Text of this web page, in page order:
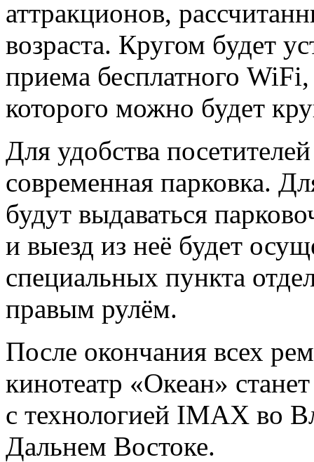
аттракционов,
возраста. Кругом будет
приема бесплатного WiFi,
которого можно будет
Для удобства
современная парковка.
будут выдаваться
и выезд из неё будет
специальных пункта
правым рулём.
После окончания всех
кинотеатр «Океан»
с технологией IMAX во
Дальнем Востоке.